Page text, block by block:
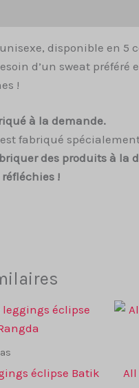
disponible en 5
d’un sweat
!
à la demande.
fabriqué
des produits à la
!
éclipse Batik